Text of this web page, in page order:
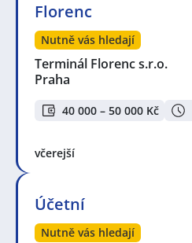
Florenc
Nutně vás hledají
Terminál Florenc s.r.o.
Praha
40 000 – 50 000 Kč
včerejší
Účetní
Nutně vás hledají